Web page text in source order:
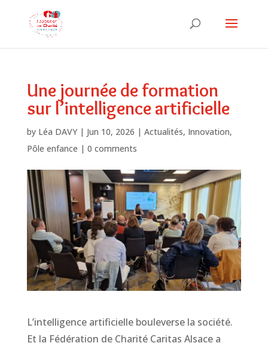
Une journée de formation
sur l’intelligence artificielle
by Léa DAVY| Jun 10, 2026 | Actualités, Innovation,
Pôle enfance | 0 comments
L’intelligence artificielle bouleverse la société.
Et la Fédération de Charité Caritas Alsace a